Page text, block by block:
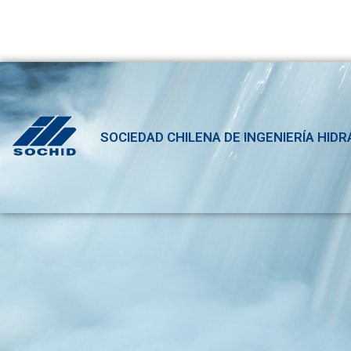
SOCIEDAD CHILENA DE INGENIERÍA